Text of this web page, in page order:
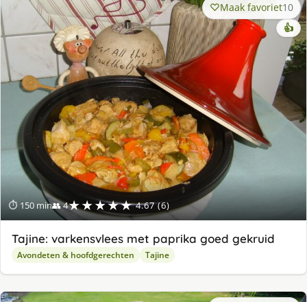
⏱ 150 min👥 4★★★★★ 4.67 (6)
Maak favoriet10
👍
Tajine: varkensvlees met paprika goed gekruid
Avondeten & hoofdgerechten Tajine